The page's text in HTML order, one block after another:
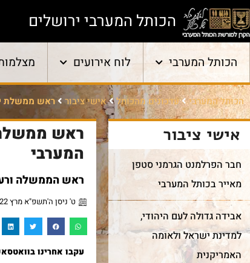
הכותל המערבי ירושלים
הכותל המערבי לוח אירועים
הכותל המערבי עדכונים מהכותל אישי ציבור ראש ממשלת
אישי ציבור
חבר הפרלמנט הגרמני סטפן
מאייר בכותל המערבי
אבידה גדולה לעם היהודי,
למדינת ישראל ולאומה
האמריקנית
ראש ממשלת
המערבי
ראש הממשלה
ט' ניסן ה'תשפ"א מרץ 22, 2021
עקבו אחרינו